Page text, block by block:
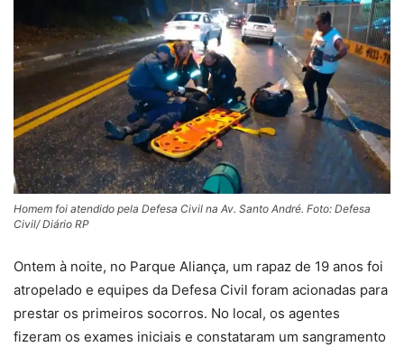
Homem foi atendido pela Defesa Civil na Av. Santo André. Foto: Defesa
Civil/ Diário RP
Ontem à noite, no Parque Aliança, um rapaz de 19 anos foi
atropelado e equipes da Defesa Civil foram acionadas para
prestar os primeiros socorros. No local, os agentes
fizeram os exames iniciais e constataram um sangramento